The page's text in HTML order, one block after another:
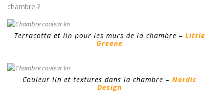
chambre ?
Terracotta et lin pour les murs de la chambre – Little
Greene
Couleur lin et textures dans la chambre – Nordic
Design